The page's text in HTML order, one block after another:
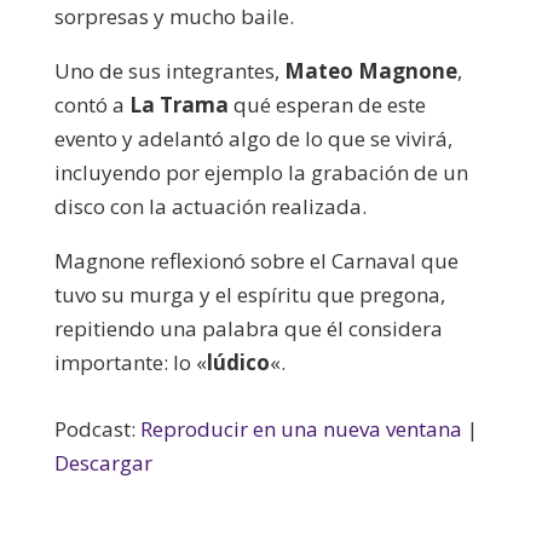
sorpresas y mucho baile.
Uno de sus integrantes, Mateo Magnone,
contó a La Trama qué esperan de este
evento y adelantó algo de lo que se vivirá,
incluyendo por ejemplo la grabación de un
disco con la actuación realizada.
Magnone reflexionó sobre el Carnaval que
tuvo su murga y el espíritu que pregona,
repitiendo una palabra que él considera
importante: lo «lúdico«.
Podcast: Reproducir en una nueva ventana |
Descargar